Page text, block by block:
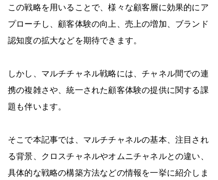
この戦略を用いることで、様々な顧客層に効果的にア
プローチし、顧客体験の向上、売上の増加、ブランド
認知度の拡大などを期待できます。
しかし、マルチチャネル戦略には、チャネル間での連
携の複雑さや、統一された顧客体験の提供に関する課
題も伴います。
そこで本記事では、マルチチャネルの基本、注目され
る背景、クロスチャネルやオムニチャネルとの違い、
具体的な戦略の構築方法などの情報を一挙に紹介しま